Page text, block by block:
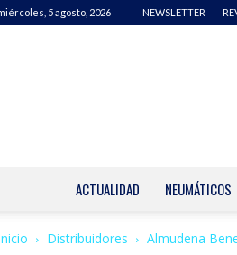
5 agosto, 2026 NEWSLETTER
ACTUALIDAD NEUMÁTICOS
Distribuidores Almudena